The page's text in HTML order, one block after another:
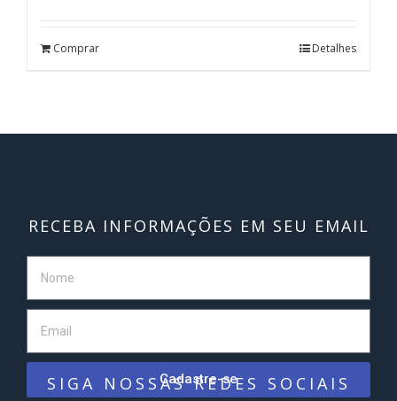
Comprar Detalhes
RECEBA INFORMAÇÕES EM SEU EMAIL
Cadastre-se
SIGA NOSSAS REDES SOCIAIS